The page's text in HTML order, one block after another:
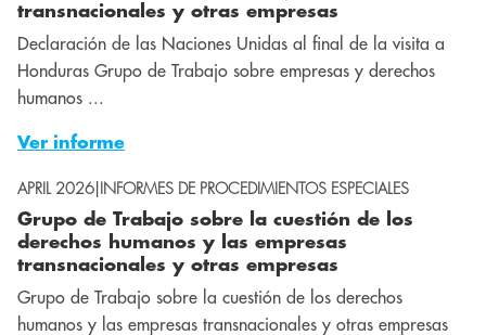
transnacionales y otras empresas
Declaración de las Naciones Unidas al final de la visita a
Honduras Grupo de Trabajo sobre empresas y derechos
humanos ...
Ver informe
APRIL 2026 INFORMES DE PROCEDIMIENTOS ESPECIALES
Grupo de Trabajo sobre la cuestión de los
derechos humanos y las empresas
transnacionales y otras empresas
Grupo de Trabajo sobre la cuestión de los derechos
humanos y las empresas transnacionales y otras empresas